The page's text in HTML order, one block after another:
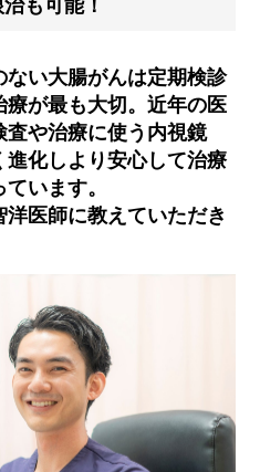
も可能！
い大腸がんは定期検診
が最も大切。近年の医
や治療に使う内視鏡
進化しより安心して治療
います。
医師に教えていただき